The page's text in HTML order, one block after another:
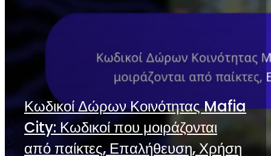
Κωδικοί Δώρων Κοινότητας Mafia
City: Κωδικοί που μοιράζονται
από παίκτες, Επαλήθευση, Χρήση